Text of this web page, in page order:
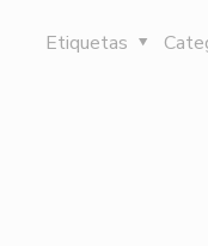
Etiquetas